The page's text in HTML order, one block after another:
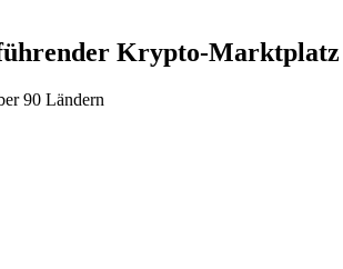
Krypto-Marktplatz
90 Ländern